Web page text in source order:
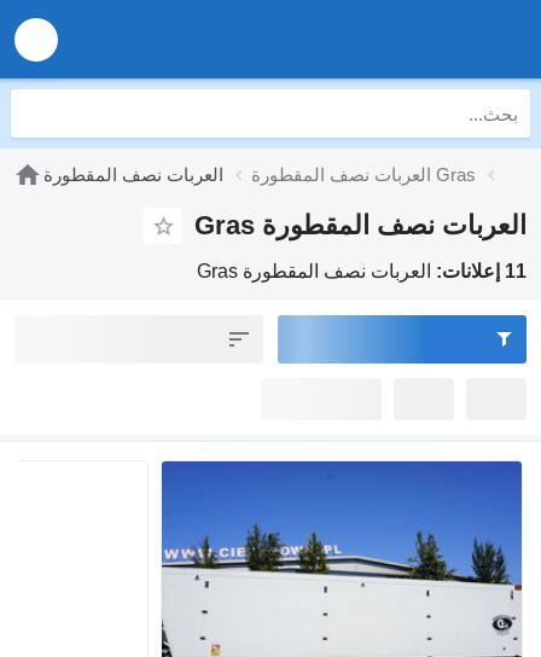
العربات نصف المقطورة العربات نصف المقطورة Gras
العربات نصف المقطورة Gras
11 إعلانات: العربات نصف المقطورة Gras